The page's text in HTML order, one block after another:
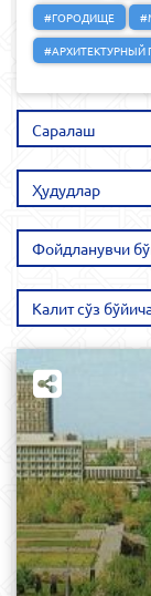
#ГОРОДИЩЕ
#АРХИТЕКТУРНЫЙ
Саралаш
Ҳудудлар